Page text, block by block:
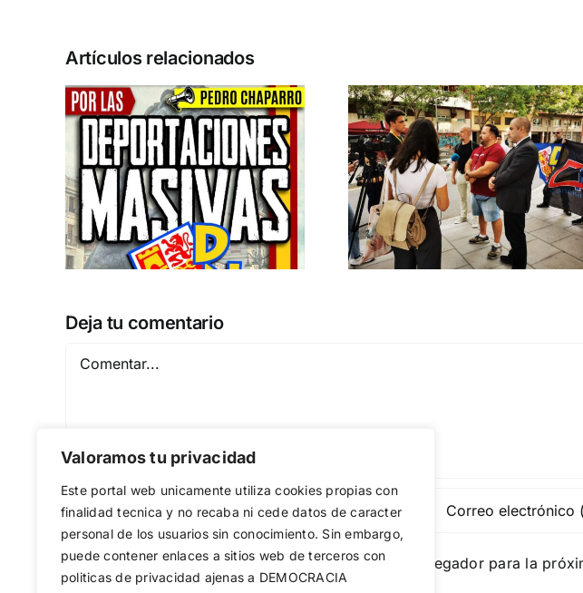
Valoramos tu privacidad
Este portal web unicamente utiliza cookies propias con
finalidad tecnica y no recaba ni cede datos de caracter
personal de los usuarios sin conocimiento. Sin embargo,
puede contener enlaces a sitios web de terceros con
politicas de privacidad ajenas a DEMOCRACIA
Artículos relacionados
Acto en Barcelona:
España y Serbia
contra el
separatismo
globalista
11 DE SEPTIEMBRE: DN EN BARCELONA
Crónica acto
contra la
migratoria y
gran
MADRID 4 DE NOVIEMBRE
Deja tu comentario
Comentar
Guardar mi nombre, email y sitio web en este navegador para la